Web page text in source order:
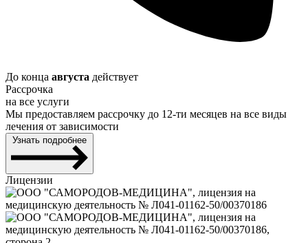
До конца августа действует
Рассрочка
на все услуги
Мы предоставляем рассрочку до 12-ти месяцев на все виды
лечения от зависимости
Узнать подробнее
Лицензии